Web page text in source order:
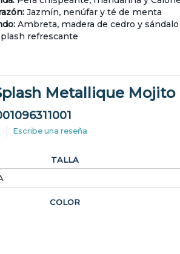
Jazmín, nenúfar y té de menta
Ambreta, madera de cedro y sándalo
refrescante
Metallique Mojito
Escribe una reseña
TALLA
COLOR